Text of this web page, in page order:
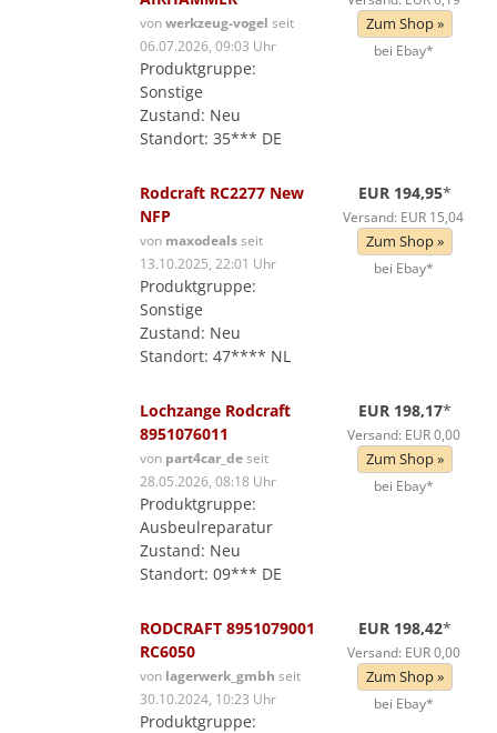
vonwerkzeug-vogel seit
06.07.2026, 09:03 Uhr
Produktgruppe:
Sonstige
Zustand: Neu
Standort: 35*** DE
Zum Shop »
bei Ebay*
Rodcraft RC2277 New
NFP
von maxodealsseit
13.10.2025, 22:01 Uhr
Produktgruppe:
Sonstige
Zustand: Neu
Standort: 47**** NL
EUR 194,95*
Versand: EUR 15,04
Zum Shop »
bei Ebay*
Lochzange Rodcraft
8951076011
von part4car_deseit
28.05.2026, 08:18 Uhr
Produktgruppe:
Ausbeulreparatur
Zustand: Neu
Standort: 09*** DE
EUR 198,17*
Versand: EUR 0,00
Zum Shop »
bei Ebay*
RODCRAFT 8951079001
RC6050
von lagerwerk_gmbh seit
30.10.2024, 10:23 Uhr
Produktgruppe:
EUR 198,42*
Versand: EUR 0,00
Zum Shop »
bei Ebay*